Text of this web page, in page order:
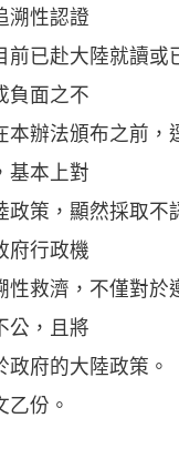
溯性認證
前已赴大陸就讀或
負面之不
本辦法頒布之前，
基本上對
政策，顯然採取不
府行政機
性救濟，不僅對於
公，且將
政府的大陸政策。
份。